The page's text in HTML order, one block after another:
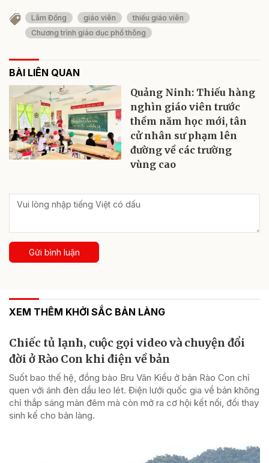
Lâm Đồng giáo viên
thiếu giáo viên
Chương trình giáo dục phổ thông
BÀI LIÊN QUAN
Quảng Ninh: Thiếu hàng
nghìn giáo viên trước
thềm năm học mới, tân
cử nhân sư phạm lên
đường về các trường
vùng cao
Gửi bình luận
XEM THÊM KHỞI SẮC BẢN LÀNG
Chiếc tủ lạnh, cuộc gọi video và chuyện đổi
đời ở Rào Con khi điện về bản
Suốt bao thế hệ, đồng bào Bru Vân Kiều ở bản Rào Con chỉ
quen với ánh đèn dầu leo lét. Điện lưới quốc gia về bản không
chỉ thắp sáng màn đêm mà còn mở ra cơ hội kết nối, đổi thay
sinh kế cho bản làng.